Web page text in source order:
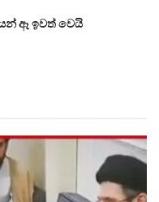
ඈ ඉවත් වෙයි